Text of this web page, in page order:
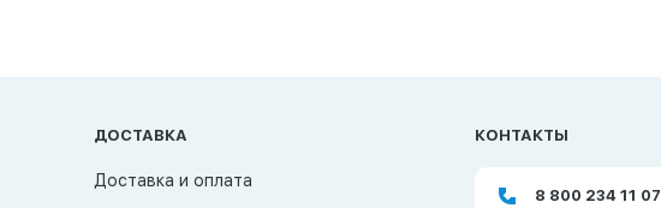
ДОСТАВКА
Доставка и оплата
КОНТАКТЫ
8 800 234 11 07